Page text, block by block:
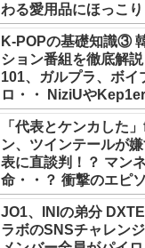
わる愛用品にほっこり
K-POPの基礎知識③
ション番組を徹底解
101、ガルプラ、ボイ
ロ・・ NiziUやKep1er
ZEROBASEONEら人
続々と誕生！ JO1や
だ日プまで一挙紹介
「代表とケンカした
ン、ツインテールが
表に直談判！？ マン
命・・？ 衝撃のエピ
JO1、INIの弟分
ラボのSNSチャレン